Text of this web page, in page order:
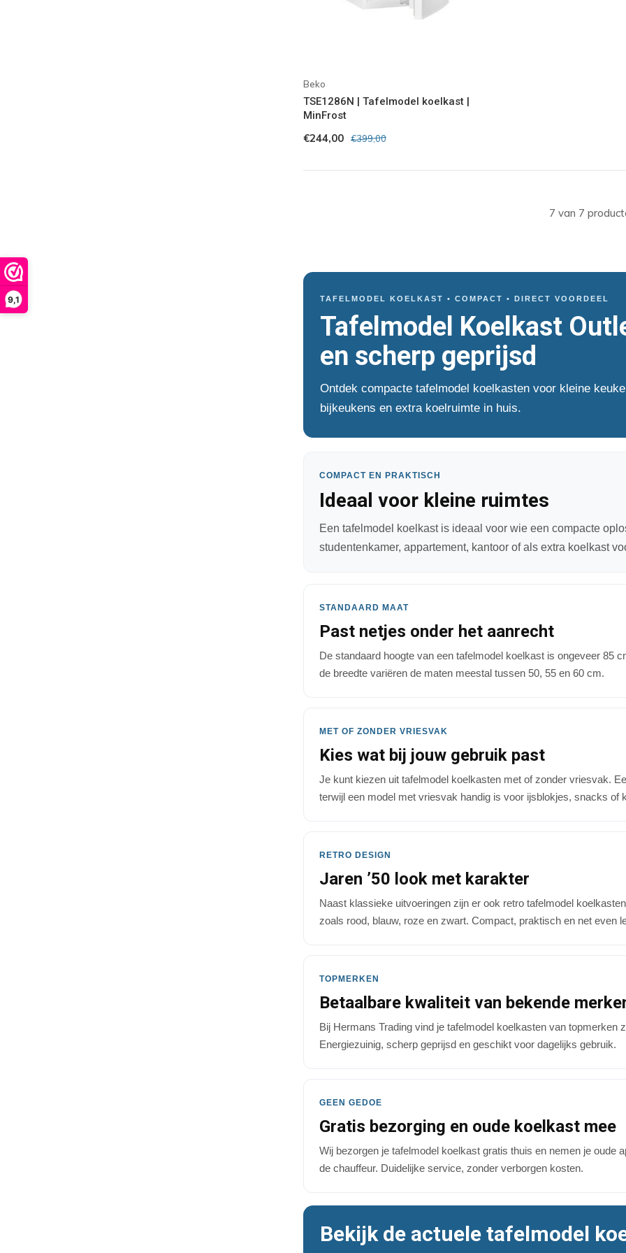
9,1
Beko
TSE1286N | Tafelmodel koelkast |
MinFrost
€244,00 €399,00
7 van 7
TAFELMODEL KOELKAST • COMPACT • DIRECT VOORDEEL
Tafelmodel Koelkast
en scherp geprijsd
Ontdek compacte tafelmodel koelkasten voor kleine
bijkeukens en extra koelruimte in huis.
COMPACT EN PRAKTISCH
Ideaal voor kleine ruimtes
Een tafelmodel koelkast is ideaal voor wie een compacte
studentenkamer, appartement, kantoor of als extra koelkast
STANDAARD MAAT
Past netjes onder het aanrecht
De standaard hoogte van een tafelmodel koelkast is ongeveer 85
de breedte variëren de maten meestal tussen 50, 55 en 60 cm.
MET OF ZONDER VRIESVAK
Kies wat bij jouw gebruik past
Je kunt kiezen uit tafelmodel koelkasten met of zonder vriesvak.
terwijl een model met vriesvak handig is voor ijsblokjes, snacks of
RETRO DESIGN
Jaren ’50 look met karakter
Naast klassieke uitvoeringen zijn er ook retro tafelmodel
zoals rood, blauw, roze en zwart. Compact, praktisch en net even
TOPMERKEN
Betaalbare kwaliteit van bekende
Bij Hermans Trading vind je tafelmodel koelkasten van topmerken
Energiezuinig, scherp geprijsd en geschikt voor dagelijks gebruik.
GEEN GEDOE
Gratis bezorging en oude koelkast mee
Wij bezorgen je tafelmodel koelkast gratis thuis en nemen je oude
de chauffeur. Duidelijke service, zonder verborgen kosten.
Bekijk de actuele tafelmodel